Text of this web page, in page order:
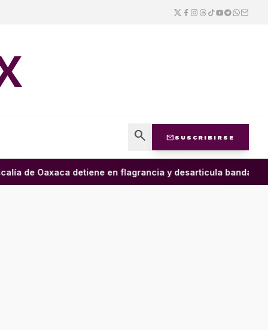
search mail SUSCRIBIRSE
de Oaxaca detiene en flagrancia y desarticula banda